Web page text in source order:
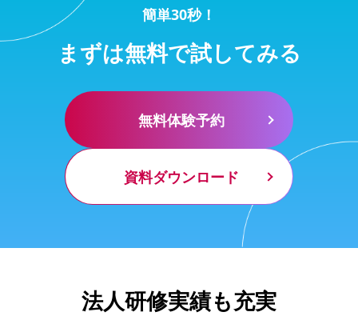
簡単30秒！
まずは無料で試してみる
無料体験予約
資料ダウンロード
法人研修実績も充実